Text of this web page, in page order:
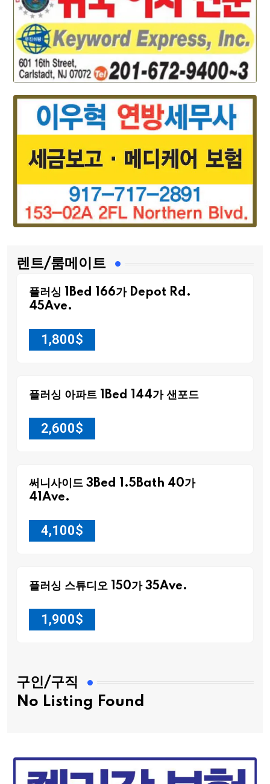
렌트/룸메이트
플러싱 1Bed 166가 Depot Rd.
45Ave.
1,800$
플러싱 아파트 1Bed 144가 샌포드
2,600$
써니사이드 3Bed 1.5Bath 40가
41Ave.
4,100$
플러싱 스튜디오 150가 35Ave.
1,900$
구인/구직
No Listing Found